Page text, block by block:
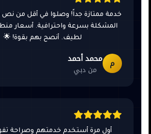
خدمة ممتازة جداً! وصلوا في أقل من نص
المشكلة بسرعة واحترافية. أسعار
لطيف. أنصح بهم بقوة! 🌟
م محمد أحمد
من دبي
أول مرة أستخدم خدمتهم وصراحة